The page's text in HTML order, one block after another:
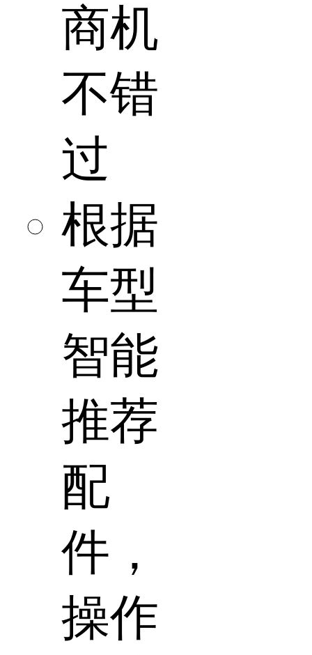
商机
不错
过
根据
车型
智能
推荐
配
件，
操作